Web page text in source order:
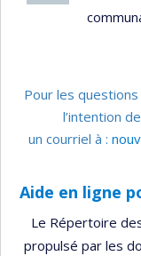
Pour les
l’intention
un courriel à :
Aide en ligne
Le Répertoire
propulsé par les